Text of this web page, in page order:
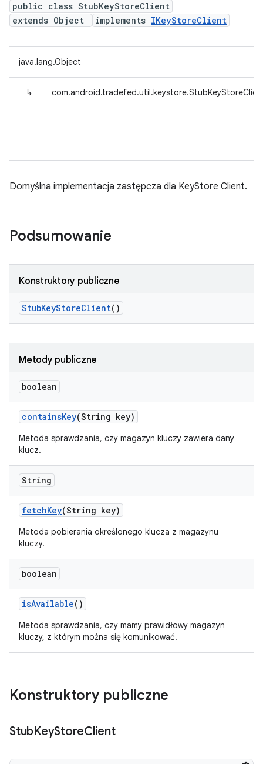
public class StubKeyStoreClient
extends Object
implements IKeyStoreClient
java.lang.Object
↳
Domyślna implementacja zastępcza dla KeyStore Client.
Podsumowanie
Konstruktory publiczne
StubKeyStoreClient()
Metody publiczne
boolean
containsKey(String key)
Metoda sprawdzania, czy magazyn kluczy zawiera dany
klucz.
String
fetchKey(String key)
Metoda pobierania określonego klucza z magazynu
kluczy.
boolean
isAvailable()
Metoda sprawdzania, czy mamy prawidłowy magazyn
kluczy, z którym można się komunikować.
Konstruktory publiczne
StubKeyStoreClient